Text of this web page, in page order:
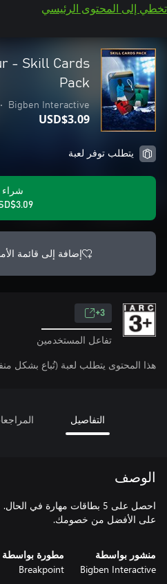
تخطي إلى المحتوى الرئيسي
- Skill Cards
Pack
Bigben Interactive
•
USD$3.09
يتطلب توفر لعبة
شراء
إضافة إلى قائمة
3+
تفاعل المستخدمين
هذا المحتوى يتطلب لعبة (تُباع بشكل
التفاصيل
الوصف
احصل على 5 بطاقات مهارة
على الأفضل من خصومك.
منشور بواسطة
Bigben Interactive
مطورة بواسطة
Breakpoint